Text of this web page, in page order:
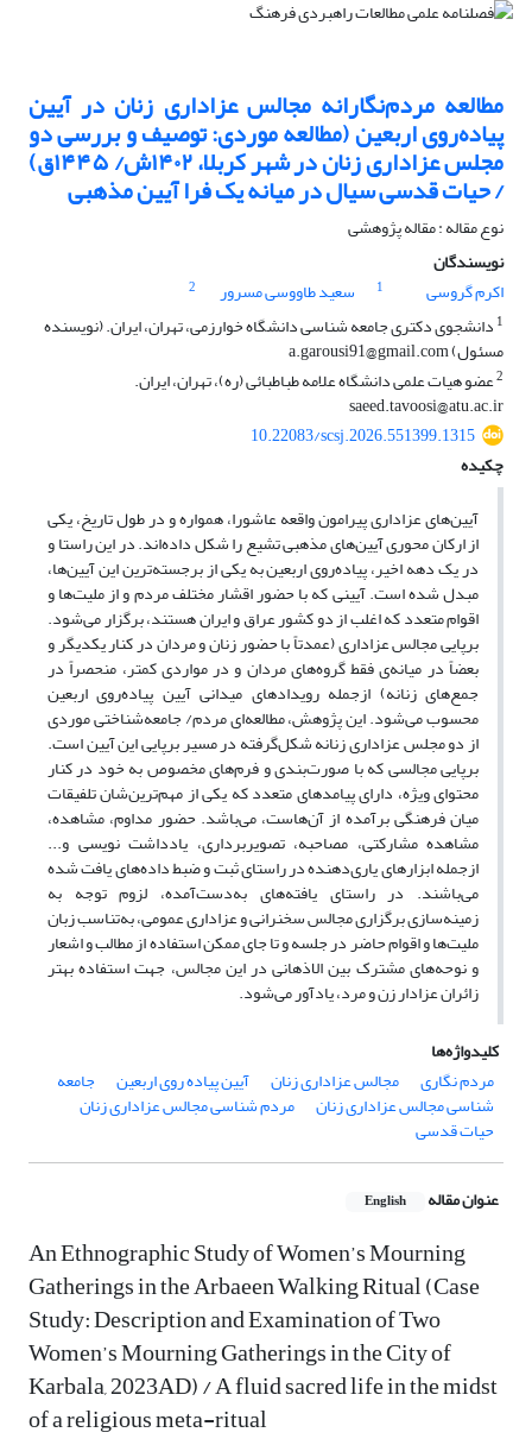
مطالعه مردم‌نگارانه مجالس عزاداری زنان در آیین
پیاده‌روی اربعین (مطالعه موردی: توصیف و بررسی دو
مجلس عزاداری زنان در شهر کربلا، ۱۴۰۲ش/ ۱۴۴۵ق)
/ حیات قدسی سیال در میانه یک فرا آیین مذهبی
نوع مقاله : مقاله پژوهشی
نویسندگان
اکرم گروسی
1 سعید طاووسی مسرور
2
1 دانشجوی دکتری جامعه شناسی دانشگاه خوارزمی، تهران، ایران. (نویسنده
مسئول) a.garousi91@gmail.com
2عضو هیات علمی دانشگاه علامه طباطبائی (ره)، تهران، ایران.
saeed.tavoosi@atu.ac.ir
10.22083/scsj.2026.551399.1315
چکیده
آیین‌های عزاداری پیرامون واقعه عاشورا، همواره و در طول تاریخ، یکی
از ارکان محوری آیین‌های مذهبی تشیع را شکل داده‌اند. در این راستا و
در یک دهه اخیر، پیاده‌روی اربعین به یکی از برجسته‌ترین این آیین‌ها،
مبدل شده است. آیینی که با حضور اقشار مختلف مردم و از ملیت‌ها و
اقوام متعدد که اغلب از دو کشور عراق و ایران هستند، برگزار می‌شود.
برپایی مجالس عزاداری (عمدتاً با حضور زنان و مردان در کنار یکدیگر و
بعضاً در میانه‌ی فقط گروه‌های مردان و در مواردی کمتر، منحصراً در
جمع‌های زنانه) ازجمله رویدادهای میدانی آیین پیاده‌روی اربعین
محسوب می‌شود. این پژوهش، مطالعه‌ای مردم/ جامعه‌شناختی موردی
از دو مجلس عزاداری زنانه شکل‌گرفته در مسیر برپایی این آیین است.
برپایی مجالسی که با صورت‌بندی و فرم‌های مخصوص به خود در کنار
محتوای ویژه، دارای پیامدهای متعدد که یکی از مهم‌ترین‌شان تلفیقات
میان فرهنگی برآمده از آن‌هاست، می‌باشد. حضور مداوم، مشاهده،
مشاهده مشارکتی، مصاحبه، تصویربرداری، یادداشت نویسی و...
ازجمله ابزارهای یاری‌دهنده در راستای ثبت و ضبط داده‌های یافت شده
می‌باشند. در راستای یافته‌های به‌دست‌آمده، لزوم توجه به
زمینه‌سازی برگزاری مجالس سخنرانی و عزاداری عمومی، به‌تناسب زبان
ملیت‌ها و اقوام حاضر در جلسه و تا جای ممکن استفاده از مطالب و اشعار
و نوحه‌های مشترک بین الاذهانی در این مجالس، جهت استفاده بهتر
زائران عزادار زن و مرد، یادآور می‌شود.
کلیدواژه‌ها
مردم نگاری
مجالس عزاداری زنان آیین پیاده روی اربعین جامعه
شناسی مجالس عزاداری زنان مردم شناسی مجالس عزاداری زنان
حیات قدسی
عنوان مقاله English
An Ethnographic Study of Women’s Mourning
Gatherings in the Arbaeen Walking Ritual (Case
Study: Description and Examination of Two
Women’s Mourning Gatherings in the City of
Karbala, 2023AD) / A fluid sacred life in the midst
of a religious meta-ritual